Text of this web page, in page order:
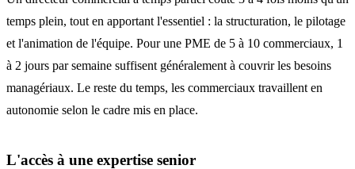
temps plein, tout en apportant l'essentiel : la structuration, le pilotage
et l'animation de l'équipe. Pour une PME de 5 à 10 commerciaux, 1
à 2 jours par semaine suffisent généralement à couvrir les besoins
managériaux. Le reste du temps, les commerciaux travaillent en
autonomie selon le cadre mis en place.
L'accès à une expertise senior